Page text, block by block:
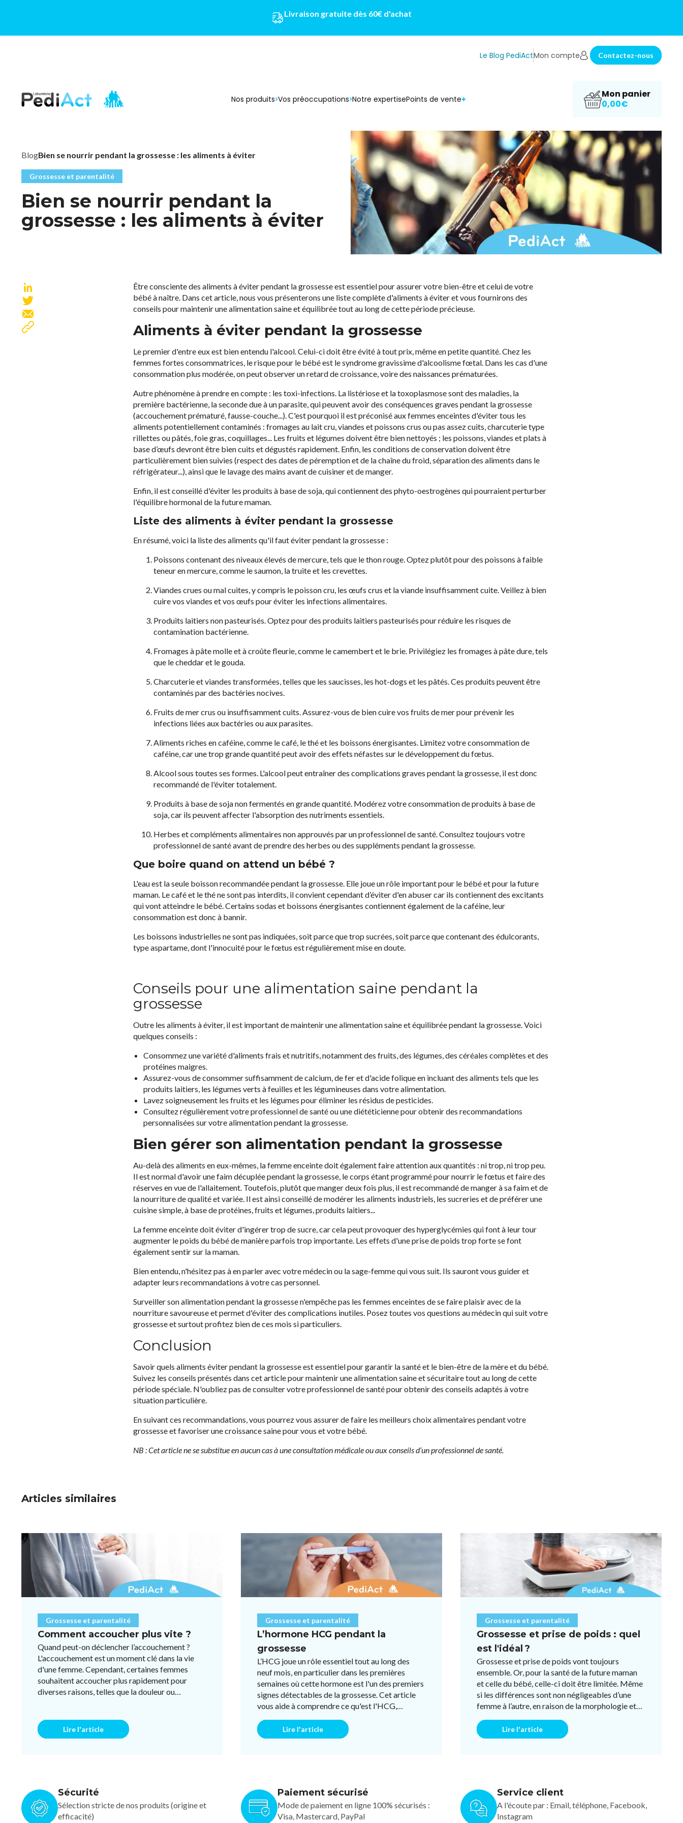
Livraison gratuite dès 60€ d'achat
Le Blog PediActMon compte Contactez-nous
Nos produits Vos préoccupations Notre expertisePoints de vente
Mon panier
0,00€
BlogBien se nourrir pendant la grossesse : les aliments à éviter
Grossesse et parentalité
Bien se nourrir pendant la
grossesse : les aliments à éviter
Être consciente des aliments à éviter pendant la grossesse est essentiel pour assurer votre bien-être et celui de votre
bébé à naître. Dans cet article, nous vous présenterons une liste complète d'aliments à éviter et vous fournirons des
conseils pour maintenir une alimentation saine et équilibrée tout au long de cette période précieuse.
Aliments à éviter pendant la grossesse
Le premier d'entre eux est bien entendu l'alcool. Celui-ci doit être évité à tout prix, même en petite quantité. Chez les
femmes fortes consommatrices, le risque pour le bébé est le syndrome gravissime d'alcoolisme fœtal. Dans les cas d'une
consommation plus modérée, on peut observer un retard de croissance, voire des naissances prématurées.
Autre phénomène à prendre en compte : les toxi-infections. La listériose et la toxoplasmose sont des maladies, la
première bactérienne, la seconde due à un parasite, qui peuvent avoir des conséquences graves pendant la grossesse
(accouchement prématuré, fausse-couche...). C'est pourquoi il est préconisé aux femmes enceintes d'éviter tous les
aliments potentiellement contaminés : fromages au lait cru, viandes et poissons crus ou pas assez cuits, charcuterie type
rillettes ou pâtés, foie gras, coquillages... Les fruits et légumes doivent être bien nettoyés ; les poissons, viandes et plats à
base d’œufs devront être bien cuits et dégustés rapidement. Enfin, les conditions de conservation doivent être
particulièrement bien suivies (respect des dates de péremption et de la chaîne du froid, séparation des aliments dans le
réfrigérateur...), ainsi que le lavage des mains avant de cuisiner et de manger.
Enfin, il est conseillé d'éviter les produits à base de soja, qui contiennent des phyto-oestrogènes qui pourraient perturber
l'équilibre hormonal de la future maman.
Liste des aliments à éviter pendant la grossesse
En résumé, voici la liste des aliments qu'il faut éviter pendant la grossesse :
Poissons contenant des niveaux élevés de mercure, tels que le thon rouge. Optez plutôt pour des poissons à faible
teneur en mercure, comme le saumon, la truite et les crevettes.
Viandes crues ou mal cuites, y compris le poisson cru, les œufs crus et la viande insuffisamment cuite. Veillez à bien
cuire vos viandes et vos œufs pour éviter les infections alimentaires.
Produits laitiers non pasteurisés. Optez pour des produits laitiers pasteurisés pour réduire les risques de
contamination bactérienne.
Fromages à pâte molle et à croûte fleurie, comme le camembert et le brie. Privilégiez les fromages à pâte dure, tels
que le cheddar et le gouda.
Charcuterie et viandes transformées, telles que les saucisses, les hot-dogs et les pâtés. Ces produits peuvent être
contaminés par des bactéries nocives.
Fruits de mer crus ou insuffisamment cuits. Assurez-vous de bien cuire vos fruits de mer pour prévenir les
infections liées aux bactéries ou aux parasites.
Aliments riches en caféine, comme le café, le thé et les boissons énergisantes. Limitez votre consommation de
caféine, car une trop grande quantité peut avoir des effets néfastes sur le développement du fœtus.
Alcool sous toutes ses formes. L'alcool peut entraîner des complications graves pendant la grossesse, il est donc
recommandé de l'éviter totalement.
Produits à base de soja non fermentés en grande quantité. Modérez votre consommation de produits à base de
soja, car ils peuvent affecter l'absorption des nutriments essentiels.
Herbes et compléments alimentaires non approuvés par un professionnel de santé. Consultez toujours votre
professionnel de santé avant de prendre des herbes ou des suppléments pendant la grossesse.
Que boire quand on attend un bébé ?
L'eau est la seule boisson recommandée pendant la grossesse. Elle joue un rôle important pour le bébé et pour la future
maman. Le café et le thé ne sont pas interdits, il convient cependant d’éviter d'en abuser car ils contiennent des excitants
qui vont atteindre le bébé. Certains sodas et boissons énergisantes contiennent également de la caféine, leur
consommation est donc à bannir.
Les boissons industrielles ne sont pas indiquées, soit parce que trop sucrées, soit parce que contenant des édulcorants,
type aspartame, dont l'innocuité pour le fœtus est régulièrement mise en doute.
Conseils pour une alimentation saine pendant la
grossesse
Outre les aliments à éviter, il est important de maintenir une alimentation saine et équilibrée pendant la grossesse. Voici
quelques conseils :
Consommez une variété d'aliments frais et nutritifs, notamment des fruits, des légumes, des céréales complètes et des
protéines maigres.
Assurez-vous de consommer suffisamment de calcium, de fer et d'acide folique en incluant des aliments tels que les
produits laitiers, les légumes verts à feuilles et les légumineuses dans votre alimentation.
Lavez soigneusement les fruits et les légumes pour éliminer les résidus de pesticides.
Consultez régulièrement votre professionnel de santé ou une diététicienne pour obtenir des recommandations
personnalisées sur votre alimentation pendant la grossesse.
Bien gérer son alimentation pendant la grossesse
Au-delà des aliments en eux-mêmes, la femme enceinte doit également faire attention aux quantités : ni trop, ni trop peu.
Il est normal d'avoir une faim décuplée pendant la grossesse, le corps étant programmé pour nourrir le fœtus et faire des
réserves en vue de l'allaitement. Toutefois, plutôt que manger deux fois plus, il est recommandé de manger à sa faim et de
la nourriture de qualité et variée. Il est ainsi conseillé de modérer les aliments industriels, les sucreries et de préférer une
cuisine simple, à base de protéines, fruits et légumes, produits laitiers...
La femme enceinte doit éviter d'ingérer trop de sucre, car cela peut provoquer des hyperglycémies qui font à leur tour
augmenter le poids du bébé de manière parfois trop importante. Les effets d'une prise de poids trop forte se font
également sentir sur la maman.
Bien entendu, n'hésitez pas à en parler avec votre médecin ou la sage-femme qui vous suit. Ils sauront vous guider et
adapter leurs recommandations à votre cas personnel.
Surveiller son alimentation pendant la grossesse n'empêche pas les femmes enceintes de se faire plaisir avec de la
nourriture savoureuse et permet d'éviter des complications inutiles. Posez toutes vos questions au médecin qui suit votre
grossesse et surtout profitez bien de ces mois si particuliers.
Conclusion
Savoir quels aliments éviter pendant la grossesse est essentiel pour garantir la santé et le bien-être de la mère et du bébé.
Suivez les conseils présentés dans cet article pour maintenir une alimentation saine et sécuritaire tout au long de cette
période spéciale. N'oubliez pas de consulter votre professionnel de santé pour obtenir des conseils adaptés à votre
situation particulière.
En suivant ces recommandations, vous pourrez vous assurer de faire les meilleurs choix alimentaires pendant votre
grossesse et favoriser une croissance saine pour vous et votre bébé.
NB : Cet article ne se substitue en aucun cas à une consultation médicale ou aux conseils d’un professionnel de santé.
Articles similaires
Grossesse et parentalité
Comment accoucher plus vite ?
Quand peut-on déclencher l’accouchement ?
L'accouchement est un moment clé dans la vie
d'une femme. Cependant, certaines femmes
souhaitent accoucher plus rapidement pour
diverses raisons, telles que la douleur ou
Lire l'article
Grossesse et parentalité
L’hormone HCG pendant la
grossesse
L’HCG joue un rôle essentiel tout au long des
neuf mois, en particulier dans les premières
semaines où cette hormone est l'un des premiers
signes détectables de la grossesse. Cet article
vous aide à comprendre ce qu'est l'HCG,
Lire l'article
Grossesse et parentalité
Grossesse et prise de poids : quel
est l'idéal ?
Grossesse et prise de poids vont toujours
ensemble. Or, pour la santé de la future maman
et celle du bébé, celle-ci doit être limitée. Même
si les différences sont non négligeables d’une
femme à l’autre, en raison de la morphologie et
Lire l'article
Sécurité
Sélection stricte de nos produits (origine et
efficacité)
Paiement sécurisé
Mode de paiement en ligne 100% sécurisés :
Visa, Mastercard, PayPal
Service client
A l'écoute par : Email, téléphone, Facebook,
Instagram